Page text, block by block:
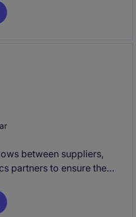
maand- en
optimaliseren en
between suppliers,
partners to ensure the
environment,
are key.